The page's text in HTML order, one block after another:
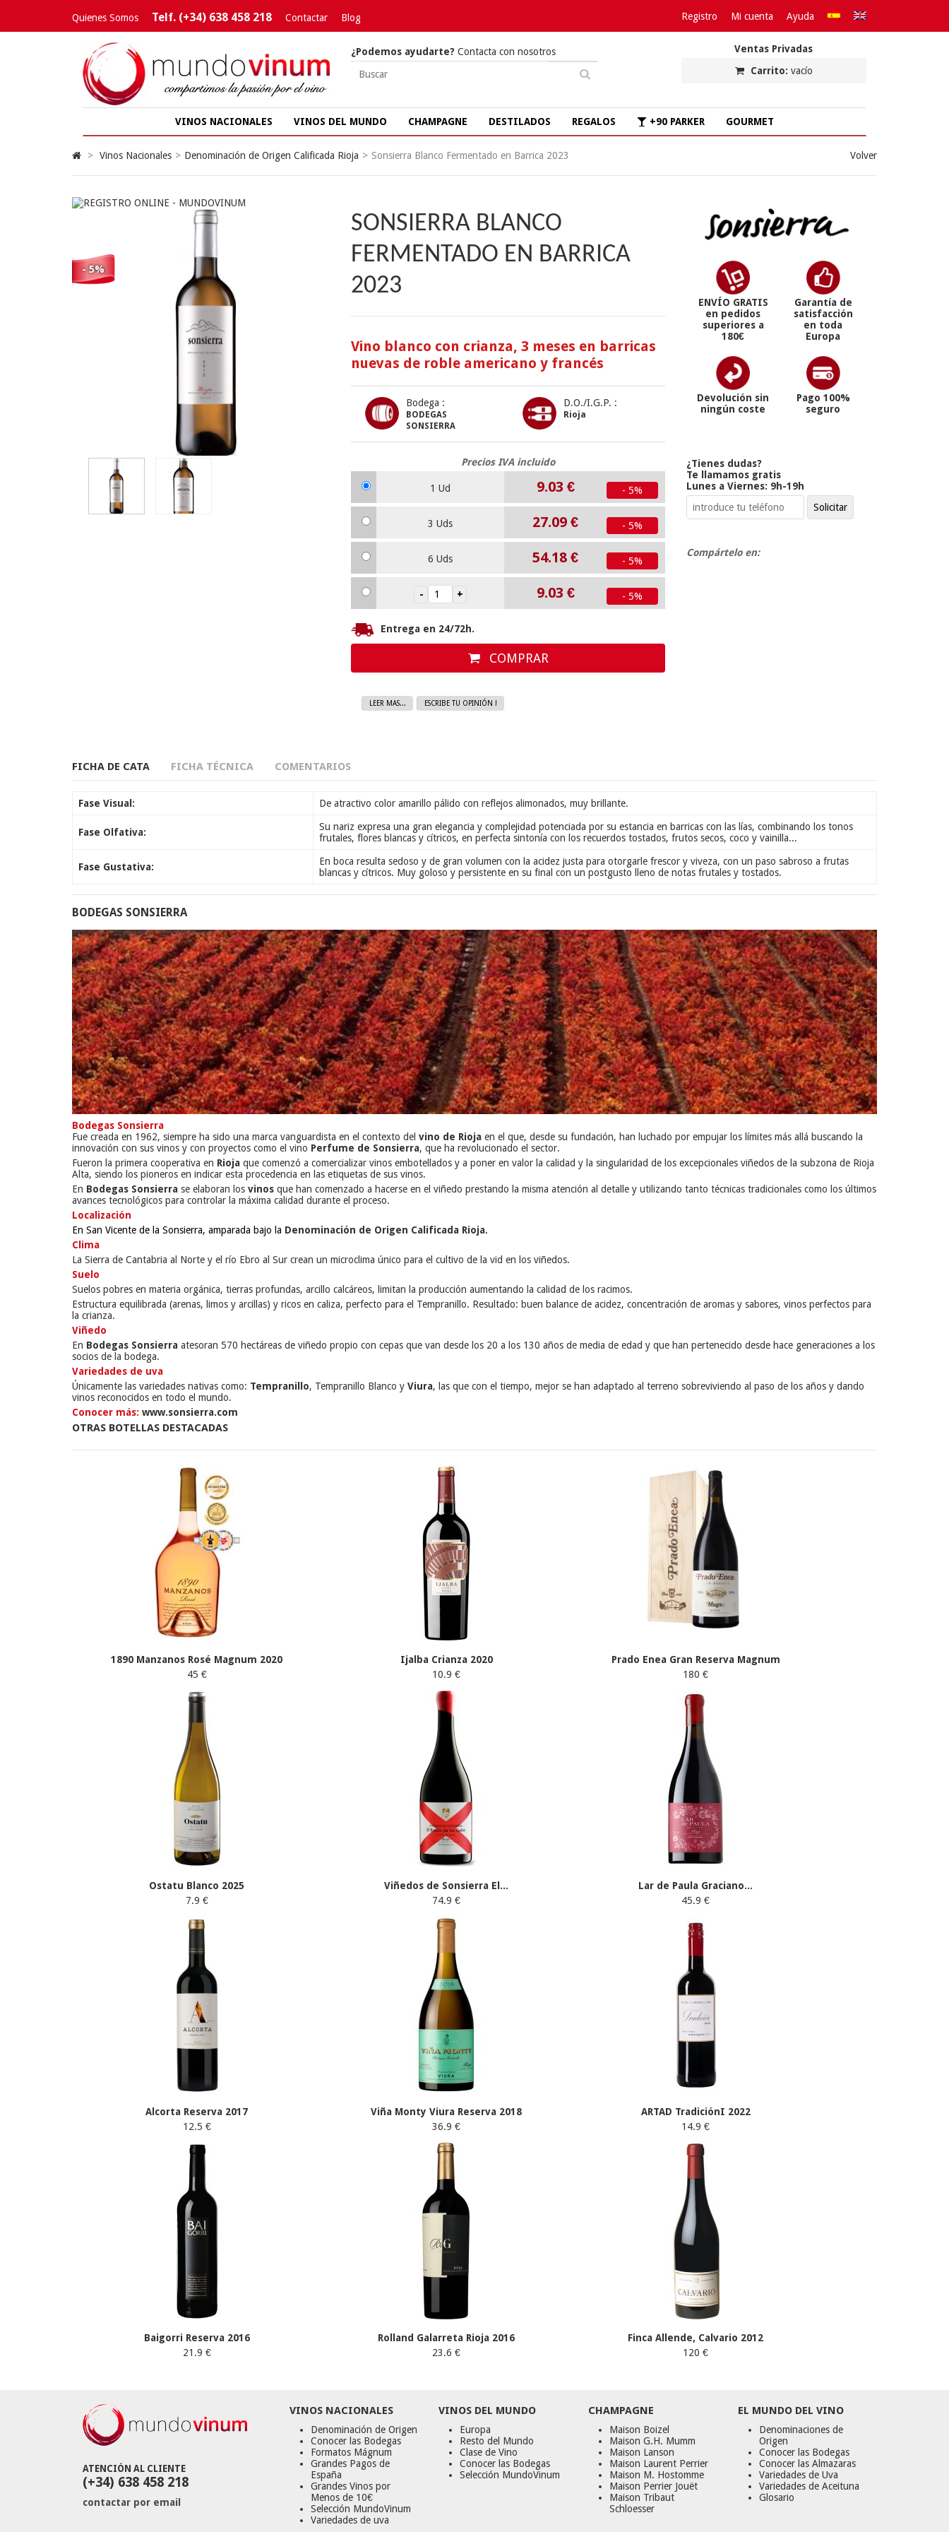
Quienes Somos Telf. (+34) 638 458 218 Contactar Blog Registro Mi cuenta Ayuda
Ventas Privadas
Carrito: vacío
¿Podemos ayudarte? Contacta con nosotros
VINOS NACIONALES VINOS DEL MUNDO CHAMPAGNE DESTILADOS REGALOS +90 PARKER GOURMET
> Vinos Nacionales > Denominación de Origen Calificada Rioja > Sonsierra Blanco Fermentado en Barrica 2023 Volver
- 5%
SONSIERRA BLANCO
FERMENTADO EN BARRICA
2023
Vino blanco con crianza, 3 meses en barricas
nuevas de roble americano y francés
Bodega :
BODEGAS
SONSIERRA
D.O./I.G.P. :
Rioja
Precios IVA incluido
1 Ud 9.03 € - 5%
3 Uds 27.09€ - 5%
6 Uds 54.18€ - 5%
9.03 € - 5%
Entrega en 24/72h.
COMPRAR
LEER MAS... ESCRIBE TU OPINIÓN !
ENVÍO GRATIS
en pedidos
superiores a
180€
Garantía de
satisfacción
en toda
Europa
Devolución sin
ningún coste
Pago 100%
seguro
¿Tienes dudas?
Te llamamos gratis
Lunes a Viernes: 9h-19h
Compártelo en:
FICHA DE CATA FICHA TÉCNICA COMENTARIOS
Fase Visual: De atractivo color amarillo pálido con reflejos alimonados, muy brillante.
Fase Olfativa:
Su nariz expresa una gran elegancia y complejidad potenciada por su estancia en barricas con las lías, combinando los tonos
frutales, flores blancas y cítricos, en perfecta sintonía con los recuerdos tostados, frutos secos, coco y vainilla...
Fase Gustativa:
En boca resulta sedoso y de gran volumen con la acidez justa para otorgarle frescor y viveza, con un paso sabroso a frutas
blancas y cítricos. Muy goloso y persistente en su final con un postgusto lleno de notas frutales y tostados.
BODEGAS SONSIERRA
Bodegas Sonsierra
Fue creada en 1962, siempre ha sido una marca vanguardista en el contexto del vino de Rioja en el que, desde su fundación, han luchado por empujar los límites más allá buscando la
innovación con sus vinos y con proyectos como el vino Perfume de Sonsierra, que ha revolucionado el sector.
Fueron la primera cooperativa en Rioja que comenzó a comercializar vinos embotellados y a poner en valor la calidad y la singularidad de los excepcionales viñedos de la subzona de Rioja
Alta, siendo los pioneros en indicar esta procedencia en las etiquetas de sus vinos.
En Bodegas Sonsierra se elaboran los vinos que han comenzado a hacerse en el viñedo prestando la misma atención al detalle y utilizando tanto técnicas tradicionales como los últimos
avances tecnológicos para controlar la máxima calidad durante el proceso.
Localización
En San Vicente de la Sonsierra, amparada bajo la Denominación de Origen Calificada Rioja.
Clima
La Sierra de Cantabria al Norte y el río Ebro al Sur crean un microclima único para el cultivo de la vid en los viñedos.
Suelo
Suelos pobres en materia orgánica, tierras profundas, arcillo calcáreos, limitan la producción aumentando la calidad de los racimos.
Estructura equilibrada (arenas, limos y arcillas) y ricos en caliza, perfecto para el Tempranillo. Resultado: buen balance de acidez, concentración de aromas y sabores, vinos perfectos para
la crianza.
Viñedo
En Bodegas Sonsierra atesoran 570 hectáreas de viñedo propio con cepas que van desde los 20 a los 130 años de media de edad y que han pertenecido desde hace generaciones a los
socios de la bodega.
Variedades de uva
Únicamente las variedades nativas como: Tempranillo, Tempranillo Blanco y Viura, las que con el tiempo, mejor se han adaptado al terreno sobreviviendo al paso de los años y dando
vinos reconocidos en todo el mundo.
Conocer más: www.sonsierra.com
OTRAS BOTELLAS DESTACADAS
1890 Manzanos Rosé Magnum 2020
45 €
Ijalba Crianza 2020
10.9 €
Prado Enea Gran Reserva Magnum
180 €
Ostatu Blanco 2025
7.9 €
Viñedos de Sonsierra El...
74.9 €
Lar de Paula Graciano...
45.9 €
Alcorta Reserva 2017
12.5 €
Viña Monty Viura Reserva 2018
36.9 €
ARTAD TradiciónI 2022
14.9 €
Baigorri Reserva 2016
21.9 €
Rolland Galarreta Rioja 2016
23.6 €
Finca Allende, Calvario 2012
120 €
ATENCIÓN AL CLIENTE
(+34) 638 458 218
contactar por email
VINOS NACIONALES
Denominación de Origen
Conocer las Bodegas
Formatos Mágnum
Grandes Pagos de
España
Grandes Vinos por
Menos de 10€
Selección MundoVinum
Variedades de uva
VINOS DEL MUNDO
Europa
Resto del Mundo
Clase de Vino
Conocer las Bodegas
Selección MundoVinum
CHAMPAGNE
Maison Boizel
Maison G.H. Mumm
Maison Lanson
Maison Laurent Perrier
Maison M. Hostomme
Maison Perrier Jouët
Maison Tribaut
Schloesser
EL MUNDO DEL VINO
Denominaciones de
Origen
Conocer las Bodegas
Conocer las Almazaras
Variedades de Uva
Variedades de Aceituna
Glosario